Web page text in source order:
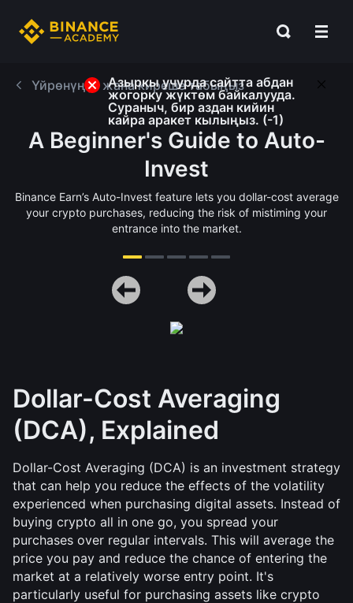
Азыркы учурда сайтта абдан
жогорку жүктөм байкалууда.
Сураныч, бир аздан кийин
кайра аракет кылыңыз. (-1)
Үйрөнүңүз жана киреше табыңыз
A Beginner's Guide to Auto-
Invest
Binance Earn’s Auto-Invest feature lets you dollar-cost average
your crypto purchases, reducing the risk of mistiming your
entrance into the market.
Dollar-Cost Averaging
(DCA), Explained
Dollar-Cost Averaging (DCA) is an investment strategy
that can help you reduce the effects of the volatility
experienced when purchasing digital assets. Instead of
buying crypto all in one go, you spread your
purchases over regular intervals. This will average the
price you pay and reduce the chance of entering the
market at a relatively worse entry point. It's
particularly useful for purchasing assets like crypto